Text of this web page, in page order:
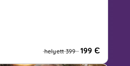
helyett 399 199 Є